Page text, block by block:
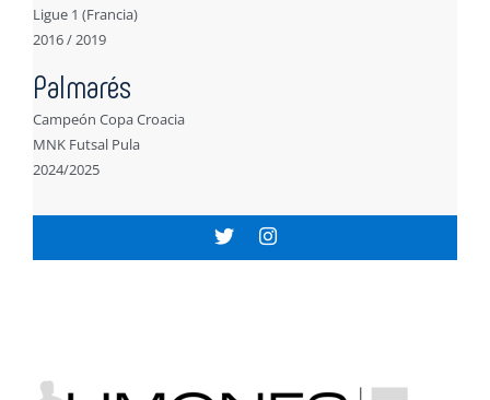
Ligue 1 (Francia)
2016 / 2019
Palmarés
Campeón Copa Croacia
MNK Futsal Pula
2024/2025